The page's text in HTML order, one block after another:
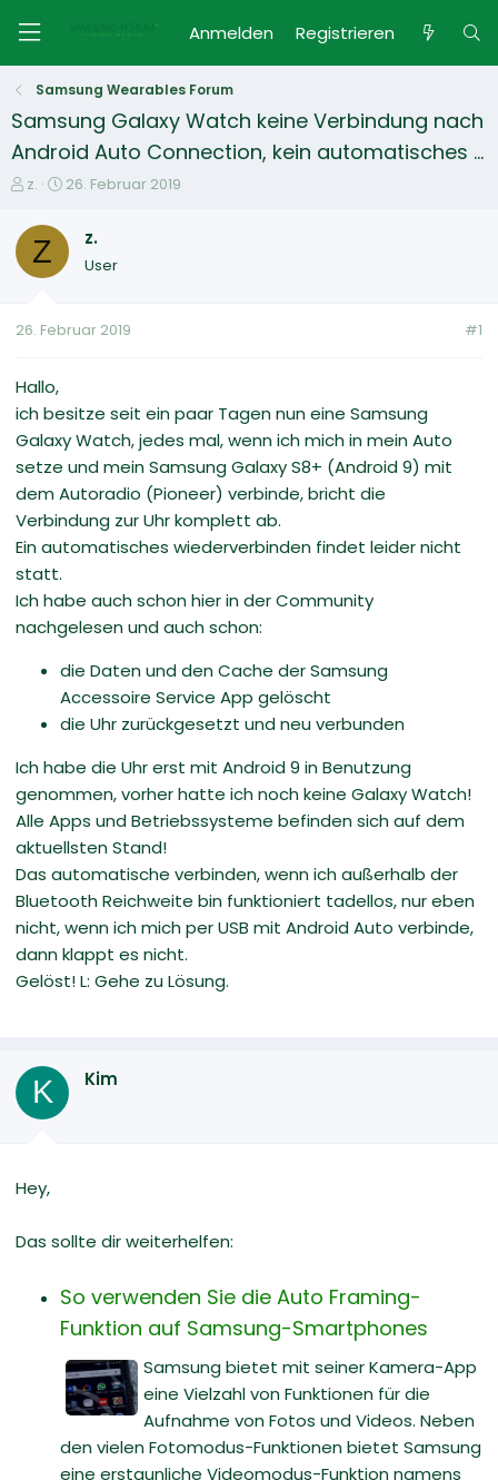
Anmelden Registrieren
Samsung Wearables Forum
Samsung Galaxy Watch keine Verbindung nach
Android Auto Connection, kein automatisches ...
E
s
e
e
z.
E
t
e
t
26. Februar 2019
Z z.
User
26. Februar 2019 #1
Hallo,
ich besitze seit ein paar Tagen nun eine Samsung
Galaxy Watch, jedes mal, wenn ich mich in mein Auto
setze und mein Samsung Galaxy S8+ (Android 9) mit
dem Autoradio (Pioneer) verbinde, bricht die
Verbindung zur Uhr komplett ab.
Ein automatisches wiederverbinden findet leider nicht
statt.
Ich habe auch schon hier in der Community
nachgelesen und auch schon:
die Daten und den Cache der Samsung
Accessoire Service App gelöscht
die Uhr zurückgesetzt und neu verbunden
Ich habe die Uhr erst mit Android 9 in Benutzung
genommen, vorher hatte ich noch keine Galaxy Watch!
Alle Apps und Betriebssysteme befinden sich auf dem
aktuellsten Stand!
Das automatische verbinden, wenn ich außerhalb der
Bluetooth Reichweite bin funktioniert tadellos, nur eben
nicht, wenn ich mich per USB mit Android Auto verbinde,
dann klappt es nicht.
Gelöst! L: Gehe zu Lösung.
K Kim
Hey,
Das sollte dir weiterhelfen:
So verwenden Sie die Auto Framing-
Funktion auf Samsung-Smartphones
Samsung bietet mit seiner Kamera-App
eine Vielzahl von Funktionen für die
Aufnahme von Fotos und Videos. Neben
den vielen Fotomodus-Funktionen bietet Samsung
eine erstaunliche Videomodus-Funktion namens